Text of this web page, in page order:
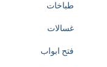
طباخات
غسالات
فتح ابواب